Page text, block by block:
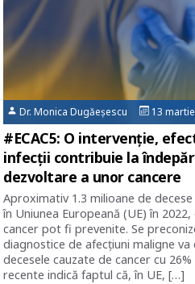
Dr. Monica Dugăeșescu 13
#ECAC5: O intervenţie,
infecţii contribuie la
dezvoltare a unor cancere
Aproximativ 1.3 milioane de
în Uniunea Europeană (UE) în
cancer pot fi prevenite. Se
diagnostice de afecţiuni maligne
decesele cauzate de cancer cu
recente indică faptul că, în UE, […]